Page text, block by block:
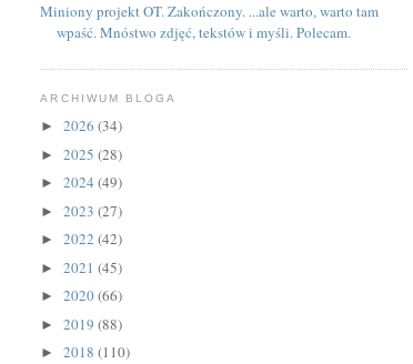
Miniony projekt OT. Zakończony. ...ale warto, warto tam
wpaść. Mnóstwo zdjęć, tekstów i myśli. Polecam.
ARCHIWUM BLOGA
►2026(34)
►2025(28)
►2024(49)
►2023(27)
►2022(42)
►2021(45)
►2020(66)
►2019(88)
►2018(110)